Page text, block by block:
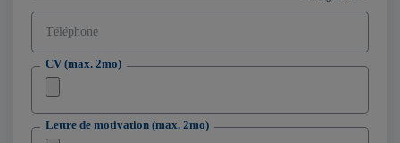
Téléphone
CV (max. 2mo)
Lettre de motivation (max. 2mo)